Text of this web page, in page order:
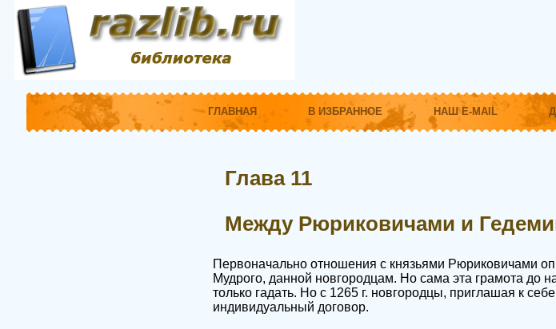
ГЛАВНАЯ В ИЗБРАННОЕ НАШ E-MAIL
Глава 11
Между Рюриковичами и
Первоначально отношения с князьями Рюриковичами
Мудрого, данной новгородцам. Но сама эта грамота до
только гадать. Но с 1265 г. новгородцы, приглашая к
индивидуальный договор.